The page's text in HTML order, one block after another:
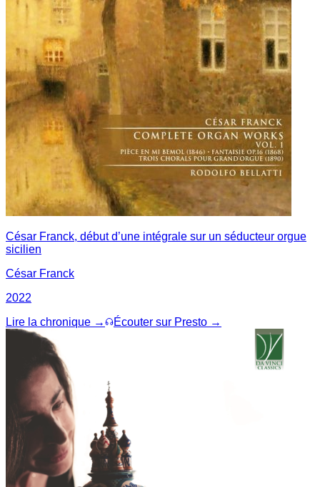
César Franck, début d’une intégrale sur un séducteur orgue
sicilien
César Franck
2022
Lire la chronique →
Écouter sur Presto →